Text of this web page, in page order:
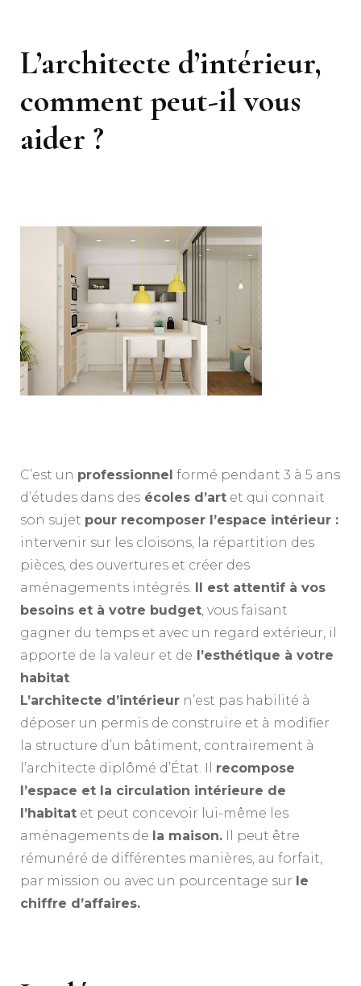
L’architecte d’intérieur,
comment peut-il vous
aider ?
C’est un professionnel formé pendant 3 à 5 ans
d’études dans des écoles d’art et qui connait
son sujet pour recomposer l’espace intérieur :
intervenir sur les cloisons, la répartition des
pièces, des ouvertures et créer des
aménagements intégrés.
Il est attentif à vos
besoins et à votre budget, vous faisant
gagner du temps et avec un regard extérieur, il
apporte de la valeur et de l’esthétique à votre
habitat.
L’architecte d’intérieur n’est pas habilité à
déposer un permis de construire et à modifier
la structure d’un bâtiment, contrairement à
l’architecte diplômé d’État. Il recompose
l’espace et la circulation intérieure de
l’habitat et peut concevoir lui-même les
aménagements de la maison. Il peut être
rémunéré de différentes manières, au forfait,
par mission ou avec un pourcentage sur le
chiffre d’affaires.